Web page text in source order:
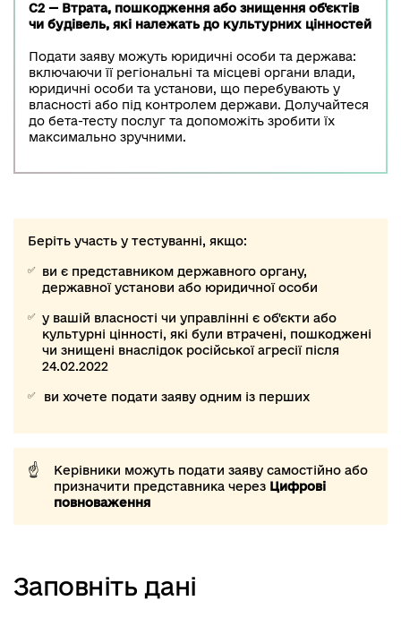
C2 — Втрата, пошкодження або знищення об'єктів
чи будівель, які належать до культурних цінностей
Подати заяву можуть юридичні особи та держава:
включаючи її регіональні та місцеві органи влади,
юридичні особи та установи, що перебувають у
власності або під контролем держави. Долучайтеся
до бета-тесту послуг та допоможіть зробити їх
максимально зручними.
Заповніть дані
Беріть участь у тестуванні, якщо:
ви є представником державного органу,
державної установи або юридичної особи
у вашій власності чи управлінні є об'єкти або
культурні цінності, які були втрачені, пошкоджені
чи знищені внаслідок російської агресії після
24.02.2022
ви хочете подати заяву одним із перших
Керівники можуть подати заяву самостійно або
призначити представника через Цифрові
повноваження